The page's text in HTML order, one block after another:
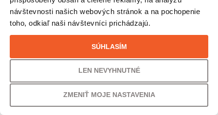
návštevnosti našich webových stránok a na pochopenie
toho, odkiaľ naši návštevníci prichádzajú.
SÚHLASÍM
LEN NEVYHNUTNÉ
ZMENIŤ MOJE NASTAVENIA
VEĽKOSŤ
42mm
329,00€
s DPH bez DPH